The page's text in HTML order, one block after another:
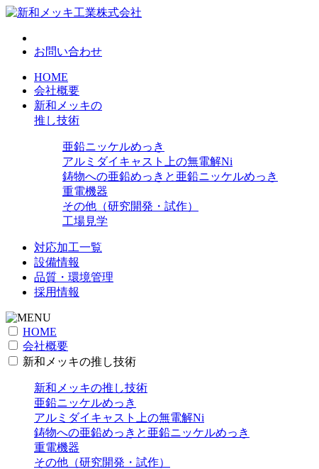
お問い合わせ
HOME
会社概要
新和メッキの
推し技術
亜鉛ニッケルめっき
アルミダイキャスト上の無電解Ni
鋳物への亜鉛めっきと亜鉛ニッケルめっき
重電機器
その他（研究開発・試作）
工場見学
対応加工一覧
設備情報
品質・環境管理
採用情報
HOME
会社概要
新和メッキの推し技術
新和メッキの推し技術
亜鉛ニッケルめっき
アルミダイキャスト上の無電解Ni
鋳物への亜鉛めっきと亜鉛ニッケルめっき
重電機器
その他（研究開発・試作）